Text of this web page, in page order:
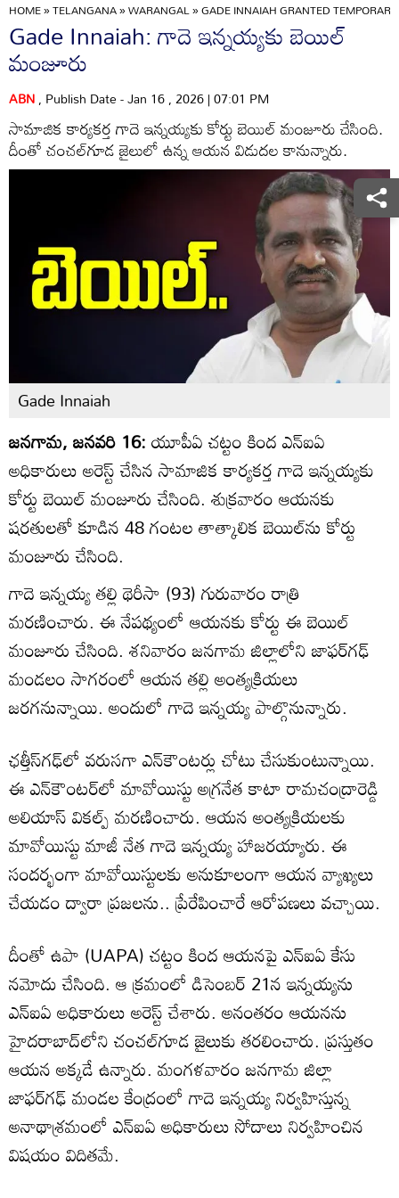
HOME»TELANGANA»WARANGAL»GADE INNAIAH GRANTED
Gade Innaiah: గాదె ఇన్నయ్యకు బెయిల్
మంజూరు
ABN, Publish Date - Jan 16 , 2026 | 07:01 PM
సామాజిక కార్యకర్త గాదె ఇన్నయ్యకు కోర్టు బెయిల్ మంజూరు చేసింది.
దీంతో చంచల్‌గూడ జైలులో ఉన్న ఆయన విడుదల కానున్నారు.
Gade Innaiah
జనగామ, జనవరి 16:యూపీఏ చట్టం కింద ఎన్ఐఏ
అధికారులు అరెస్ట్ చేసిన సామాజిక కార్యకర్త గాదె ఇన్నయ్యకు
కోర్టు బెయిల్ మంజూరు చేసింది. శుక్రవారం ఆయనకు
షరతులతో కూడిన 48 గంటల తాత్కాలిక బెయిల్‌‌ను కోర్టు
మంజూరు చేసింది.
గాదె ఇన్నయ్య తల్లి థెరీసా (93) గురువారం రాత్రి
మరణించారు. ఈ నేపథ్యంలో ఆయనకు కోర్టు ఈ బెయిల్
మంజూరు చేసింది. శనివారం జనగామ జిల్లాలోని జాఫర్‌గఢ్
మండలం సాగరంలో ఆయన తల్లి అంత్యక్రియలు
జరగనున్నాయి. అందులో గాదె ఇన్నయ్య పాల్గొనున్నారు.
ఛత్తీస్‌గఢ్‌లో వరుసగా ఎన్‌కౌంటర్లు చోటు చేసుకుంటున్నాయి.
ఈ ఎన్‌కౌంటర్‌లో మావోయిస్టు అగ్రనేత కాటా రామచంద్రారెడ్డి
అలియాస్ వికల్ప్ మరణించారు. ఆయన అంత్యక్రియలకు
మావోయిస్టు మాజీ నేత గాదె ఇన్నయ్య హాజరయ్యారు. ఈ
సందర్భంగా మావోయిస్టులకు అనుకూలంగా ఆయన వ్యాఖ్యలు
చేయడం ద్వారా ప్రజలను.. ప్రేరేపించారే ఆరోపణలు వచ్చాయి.
దీంతో ఉపా (UAPA) చట్టం కింద ఆయనపై ఎన్ఐఏ కేసు
నమోదు చేసింది. ఆ క్రమంలో డిసెంబర్ 21న ఇన్నయ్యను
ఎన్ఐఏ అధికారులు అరెస్ట్ చేశారు. అనంతరం ఆయనను
హైదరాబాద్‌లోని చంచల్‌గూడ జైలుకు తరలించారు. ప్రస్తుతం
ఆయన అక్కడే ఉన్నారు. మంగళవారం జనగామ జిల్లా
జాఫర్‌గఢ్ మండల కేంద్రంలో గాదె ఇన్నయ్య నిర్వహిస్తున్న
అనాథాశ్రమంలో ఎన్ఐఏ అధికారులు సోదాలు నిర్వహించిన
విషయం విదితమే.